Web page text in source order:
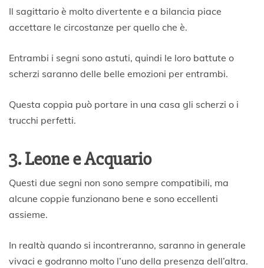
Il sagittario è molto divertente e a bilancia piace
accettare le circostanze per quello che è.
Entrambi i segni sono astuti, quindi le loro battute o
scherzi saranno delle belle emozioni per entrambi.
Questa coppia può portare in una casa gli scherzi o i
trucchi perfetti.
3. Leone e Acquario
Questi due segni non sono sempre compatibili, ma
alcune coppie funzionano bene e sono eccellenti
assieme.
In realtà quando si incontreranno, saranno in generale
vivaci e godranno molto l’uno della presenza dell’altra.